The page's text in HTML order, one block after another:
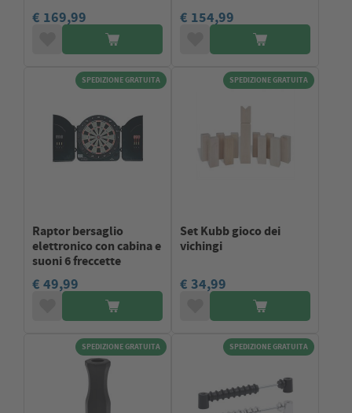
€ 169,99 € 154,99
SPEDIZIONE GRATUITA
Raptor bersaglio
elettronico con cabina e
suoni 6 freccette
€ 49,99
SPEDIZIONE GRATUITA
Set Kubb gioco dei
vichingi
€ 34,99
SPEDIZIONE GRATUITA SPEDIZIONE GRATUITA